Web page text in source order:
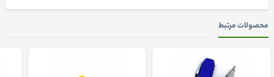
محصولات مرتبط